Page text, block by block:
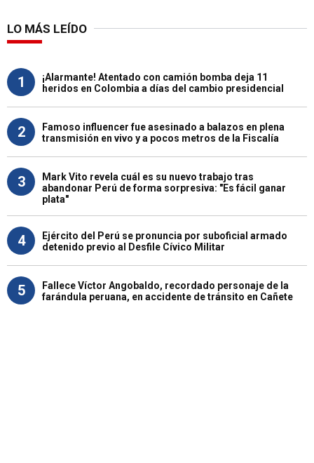
LO MÁS LEÍDO
1
¡Alarmante! Atentado con camión bomba deja 11
heridos en Colombia a días del cambio presidencial
2
Famoso influencer fue asesinado a balazos en plena
transmisión en vivo y a pocos metros de la Fiscalía
3
Mark Vito revela cuál es su nuevo trabajo tras
abandonar Perú de forma sorpresiva: "Es fácil ganar
plata"
4
Ejército del Perú se pronuncia por suboficial armado
detenido previo al Desfile Cívico Militar
5
Fallece Víctor Angobaldo, recordado personaje de la
farándula peruana, en accidente de tránsito en Cañete